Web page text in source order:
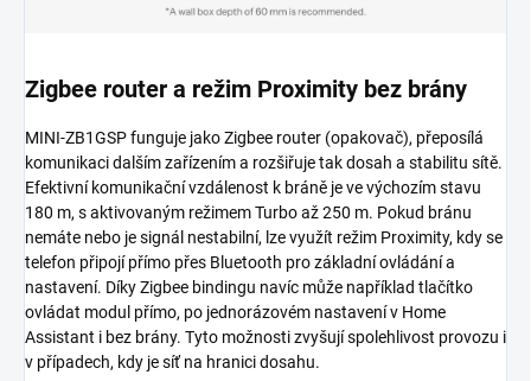
Zigbee router a režim Proximity bez brány
MINI-ZB1GSP funguje jako Zigbee router (opakovač), přeposílá
komunikaci dalším zařízením a rozšiřuje tak dosah a stabilitu sítě.
Efektivní komunikační vzdálenost k bráně je ve výchozím stavu
180 m, s aktivovaným režimem Turbo až 250 m. Pokud bránu
nemáte nebo je signál nestabilní, lze využít režim Proximity, kdy se
telefon připojí přímo přes Bluetooth pro základní ovládání a
nastavení. Díky Zigbee bindingu navíc může například tlačítko
ovládat modul přímo, po jednorázovém nastavení v Home
Assistant i bez brány. Tyto možnosti zvyšují spolehlivost provozu i
v případech, kdy je síť na hranici dosahu.